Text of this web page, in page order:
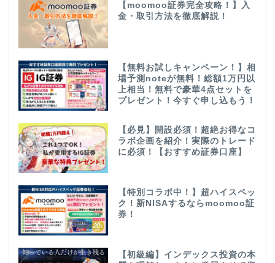
【moomoo証券完全攻略！】入
金・取引方法を徹底解説！
【無料お試しキャンペーン！】相
場予測noteが無料！総額1万円以
上相当！無料で豪華4点セットを
プレゼント！今すぐ申し込もう！
【必見】開設必須！超絶お得なコ
ラボ企画を紹介！実際のトレード
に必須！【おすすめ証券口座】
【特別コラボ中！】超ハイスペッ
ク！新NISAするならmoomoo証
券！
【初級編】インデックス投資の本